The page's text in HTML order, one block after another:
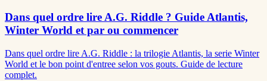
Dans quel ordre lire A.G. Riddle ? Guide Atlantis,
Winter World et par ou commencer
Dans quel ordre lire A.G. Riddle : la trilogie Atlantis, la serie Winter
World et le bon point d'entree selon vos gouts. Guide de lecture
complet.